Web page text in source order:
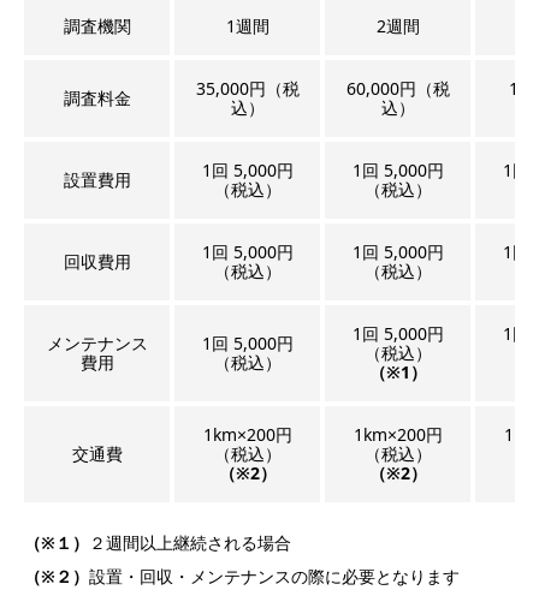
調査機関 1週間 2週間
調査料金
35,000円（税
込）
60,000円（税
込）
設置費用
1回 5,000円
（税込）
1回 5,000円
（税込）
1回
回収費用
1回 5,000円
（税込）
1回 5,000円
（税込）
1回
メンテナンス
費用
1回 5,000円
（税込）
1回 5,000円
（税込）
（※1）
1回
交通費
1km×200円
（税込）
（※2）
1km×200円
（税込）
（※2）
（※１） ２週間以上継続される場合
（※２） 設置・回収・メンテナンスの際に必要となります